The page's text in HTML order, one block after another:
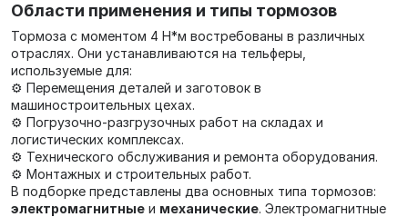
Области применения и типы тормозов
Тормоза с моментом 4 Н*м востребованы в различных
отраслях. Они устанавливаются на тельферы,
используемые для:
⚙️ Перемещения деталей и заготовок в
машиностроительных цехах.
⚙️ Погрузочно-разгрузочных работ на складах и
логистических комплексах.
⚙️ Технического обслуживания и ремонта оборудования.
⚙️ Монтажных и строительных работ.
В подборке представлены два основных типа тормозов:
электромагнитные и механические. Электромагнитные